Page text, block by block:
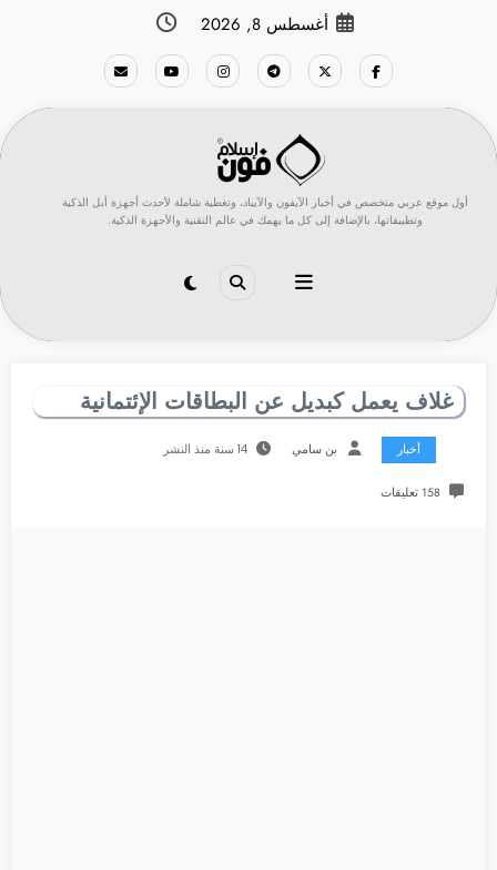
أغسطس 8, 2026
أول موقع عربي متخصص في أخبار الآيفون والآيباد، وتغطية شاملة لأحدث أجهزة أبل الذكية
وتطبيقاتها، بالإضافة إلى كل ما يهمك في عالم التقنية والأجهزة الذكية.
غلاف يعمل كبديل عن البطاقات الإئتمانية
أخبار بن سامي 14 سنة منذ النشر
158 تعليقات